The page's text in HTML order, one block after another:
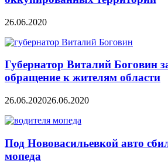
26.06.2020
Губернатор Виталий Боговин
обращение к жителям области
26.06.202026.06.2020
Под Нововасильевкой авто
мопеда